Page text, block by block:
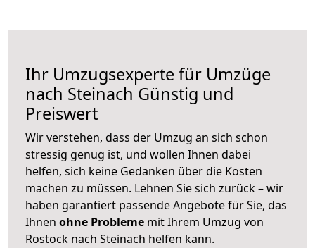
Ihr Umzugsexperte für Umzüge
nach Steinach Günstig und
Preiswert
Wir verstehen, dass der Umzug an sich schon
stressig genug ist, und wollen Ihnen dabei
helfen, sich keine Gedanken über die Kosten
machen zu müssen. Lehnen Sie sich zurück – wir
haben garantiert passende Angebote für Sie, das
Ihnen ohne Probleme mit Ihrem Umzug von
Rostock nach Steinach helfen kann.